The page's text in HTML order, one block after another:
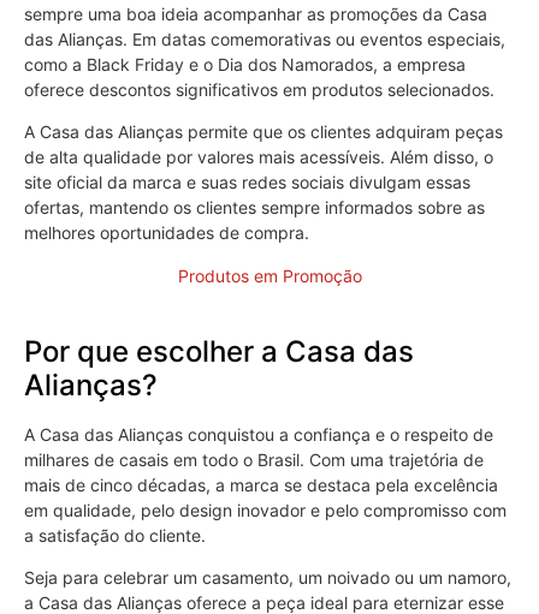
sempre uma boa ideia acompanhar as promoções da Casa
das Alianças. Em datas comemorativas ou eventos especiais,
como a Black Friday e o Dia dos Namorados, a empresa
oferece descontos significativos em produtos selecionados.
A Casa das Alianças permite que os clientes adquiram peças
de alta qualidade por valores mais acessíveis. Além disso, o
site oficial da marca e suas redes sociais divulgam essas
ofertas, mantendo os clientes sempre informados sobre as
melhores oportunidades de compra.
Produtos em Promoção
Por que escolher a Casa das
Alianças?
A Casa das Alianças conquistou a confiança e o respeito de
milhares de casais em todo o Brasil. Com uma trajetória de
mais de cinco décadas, a marca se destaca pela excelência
em qualidade, pelo design inovador e pelo compromisso com
a satisfação do cliente.
Seja para celebrar um casamento, um noivado ou um namoro,
a Casa das Alianças oferece a peça ideal para eternizar esse